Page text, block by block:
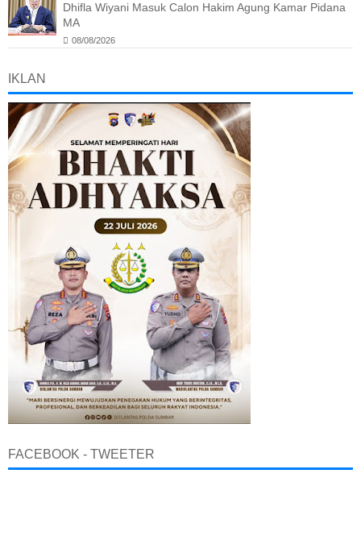
Dhifla Wiyani Masuk Calon Hakim Agung Kamar Pidana
MA
08/08/2026
IKLAN
FACEBOOK - TWEETER